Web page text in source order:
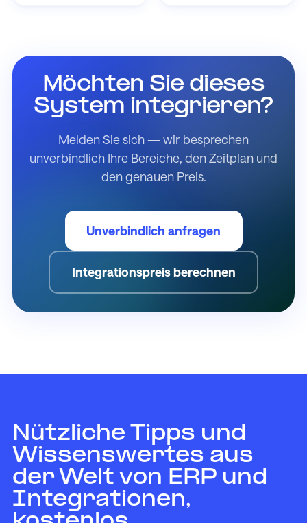
Möchten Sie dieses
System integrieren?
Melden Sie sich — wir besprechen
unverbindlich Ihre Bereiche, den Zeitplan und
den genauen Preis.
Unverbindlich anfragen
Integrationspreis berechnen
Nützliche Tipps und
Wissenswertes aus
der Welt von ERP und
Integrationen,